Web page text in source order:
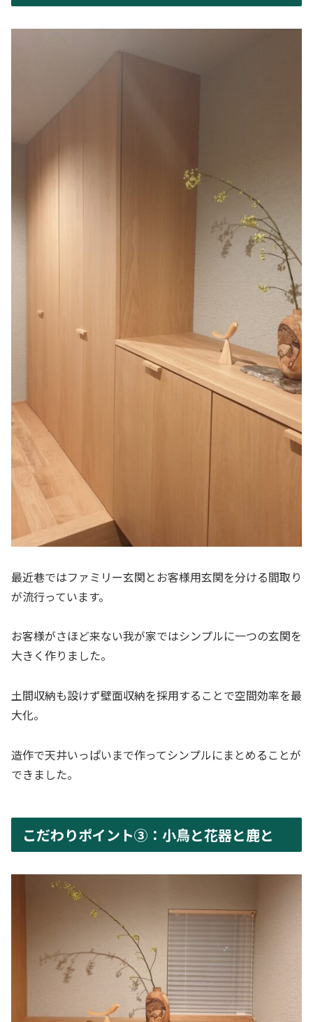
最近巷ではファミリー玄関とお客様用玄関を分ける間取り
が流行っています。
お客様がさほど来ない我が家ではシンプルに一つの玄関を
大きく作りました。
土間収納も設けず壁面収納を採用することで空間効率を最
大化。
造作で天井いっぱいまで作ってシンプルにまとめることが
できました。
こだわりポイント③：小鳥と花器と鹿と